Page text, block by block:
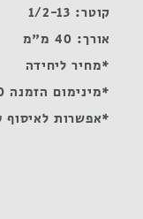
קוטר: 1/2-13
אורך: 40 מ"מ
*מחיר ליחידה
*מינימום הזמנה 50 שקלים
*אפשרות לאיסוף